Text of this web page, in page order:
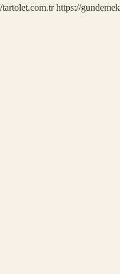
tartolet.com.tr https://